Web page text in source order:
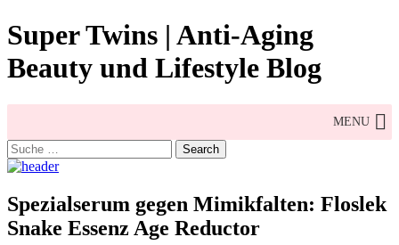
Skip
to
content
Super Twins | Anti-Aging
Beauty und Lifestyle Blog
MENU
Search
for:
Spezialserum gegen Mimikfalten: Floslek
Snake Essenz Age Reductor